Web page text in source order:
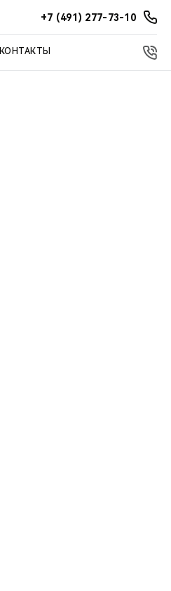
+7 (491) 277-73-10
КОНТАКТЫ